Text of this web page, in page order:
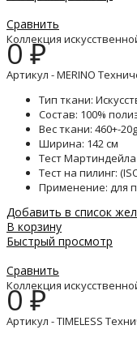
Сравнить
Коллекция
0₽
Артикул - MERINO
Тип ткани:
Состав: 100%
Вес ткани: 460+-
Ширина: 142 см
Тест Мартиндейла
Тест на пилинг:
Применение: для
Добавить в список
В корзину
Быстрый просмотр
Сравнить
Коллекция
0₽
Артикул - TIMELESS